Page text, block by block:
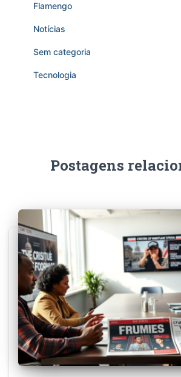
Flamengo
Notícias
Sem categoria
Tecnologia
Postagens